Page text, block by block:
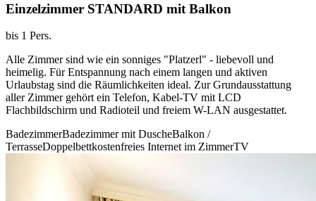
Einzelzimmer STANDARD mit Balkon
bis 1 Pers.
Alle Zimmer sind wie ein sonniges "Platzerl" - liebevoll und
heimelig. Für Entspannung nach einem langen und aktiven
Urlaubstag sind die Räumlichkeiten ideal. Zur Grundausstattung
aller Zimmer gehört ein Telefon, Kabel-TV mit LCD
Flachbildschirm und Radioteil und freiem W-LAN ausgestattet.
BadezimmerBadezimmer mit DuscheBalkon /
TerrasseDoppelbettkostenfreies Internet im ZimmerTV